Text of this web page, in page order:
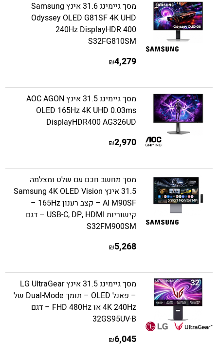
מסך גיימינג 31.6 אינץ Samsung
Odyssey OLED G81SF 4K UHD
240Hz DisplayHDR 400
S32FG810SM
4,279
₪
מסך גיימינג 31.5 אינץ AOC AGON
OLED 165Hz 4K UHD 0.03ms
DisplayHDR400 AG326UD
2,970
₪
מסך מחשב חכם עם שלט ומצלמה
31.5 אינץ Samsung 4K OLED Vision
AI M90SF – קצב רענון 165Hz –
קישוריות USB-C, DP, HDMI – דגם
S32FM900SM
5,268
₪
מסך גיימינג 31.5 אינץ LG UltraGear
– פאנל OLED – תומך Dual-Mode של
4K 240Hz או FHD 480Hz – דגם
32GS95UV-B
6,045
₪